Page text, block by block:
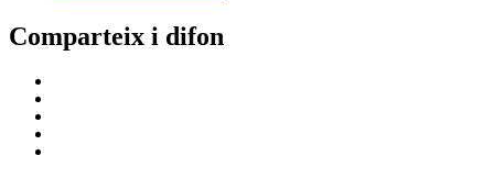
Comparteix i difon